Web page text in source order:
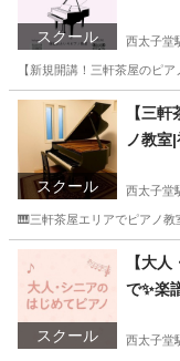
スクール 西太子堂
【新規開講！三軒茶屋のピ
東京 世田谷区 西太
スクール
【三
ノ教室
西太子堂
🎹三軒茶屋エリアでピアノ
東京 世田谷区 西
スクール
【大
で✨楽
西太子堂